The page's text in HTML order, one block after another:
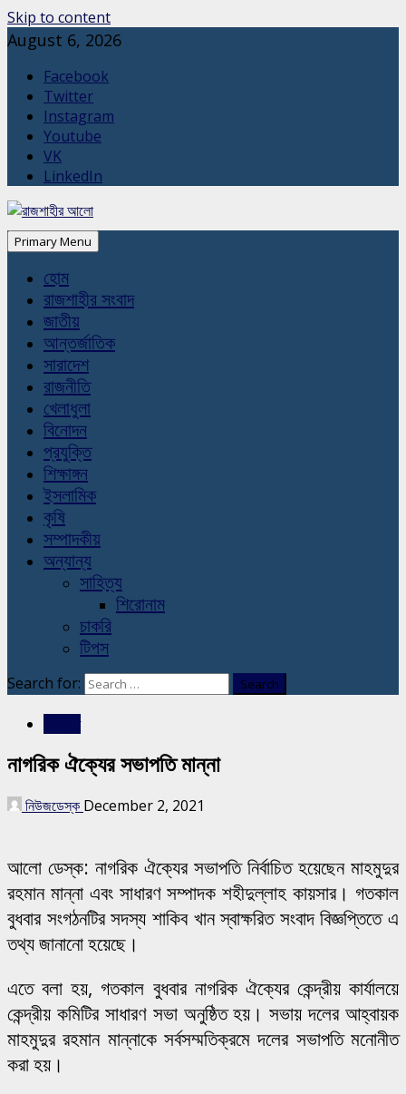
Skip to content
August 6, 2026
Facebook
Twitter
Instagram
Youtube
VK
LinkedIn
Primary Menu
হোম
রাজশাহীর সংবাদ
জাতীয়
আন্তর্জাতিক
সারাদেশ
রাজনীতি
খেলাধুলা
বিনোদন
প্রযুক্তি
শিক্ষাঙ্গন
ইসলামিক
কৃষি
সম্পাদকীয়
অন্যান্য
সাহিত্য
শিরোনাম
চাকরি
টিপস
Search for:
নাগরিক ঐক্যের সভাপতি মান্না
নিউজডেস্ক December 2, 2021
আলো ডেস্ক: নাগরিক ঐক্যের সভাপতি নির্বাচিত হয়েছেন মাহমুদুর
রহমান মান্না এবং সাধারণ সম্পাদক শহীদুল্লাহ কায়সার। গতকাল
বুধবার সংগঠনটির সদস্য শাকিব খান স্বাক্ষরিত সংবাদ বিজ্ঞপ্তিতে এ
তথ্য জানানো হয়েছে।
এতে বলা হয়, গতকাল বুধবার নাগরিক ঐক্যের কেন্দ্রীয় কার্যালয়ে
কেন্দ্রীয় কমিটির সাধারণ সভা অনুষ্ঠিত হয়। সভায় দলের আহ্বায়ক
মাহমুদুর রহমান মান্নাকে সর্বসম্মতিক্রমে দলের সভাপতি মনোনীত
করা হয়।